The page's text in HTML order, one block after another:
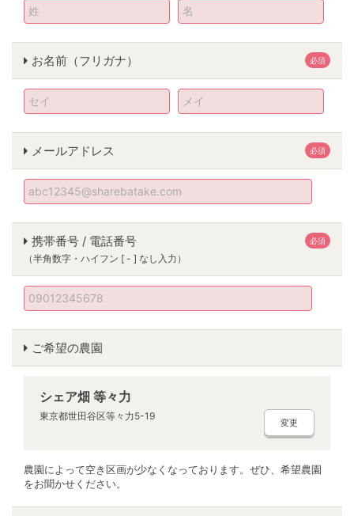
必須
お名前（フリガナ）
必須
メールアドレス
必須
携帯番号 / 電話番号
（半角数字・ハイフン [ - ] なし入力）
ご希望の農園
シェア畑 等々力
東京都世田谷区等々力5-19
変更
農園によって空き区画が少なくなっております。ぜひ、希望農園
をお聞かせください。